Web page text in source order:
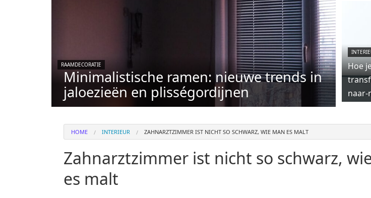
RAAMDECORATIE
Minimalistische ramen: nieuwe trends in
jaloezieën en plisségordijnen
Hoe
naar-
HOME INTERIEUR ZAHNARZTZIMMER IST NICHT SO SCHWARZ, WIE MAN ES MALT
Zahnarztzimmer ist nicht so schwarz,
es malt